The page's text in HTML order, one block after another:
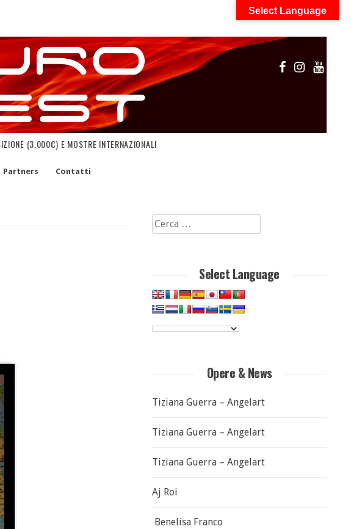
(3.000€) E MOSTRE INTERNAZIONALI
Partners Contatti
Ricerca
per:
Select Language
Opere & News
Tiziana Guerra – Angelart
Tiziana Guerra – Angelart
Tiziana Guerra – Angelart
Aj Roi
Benelisa Franco
Select Language